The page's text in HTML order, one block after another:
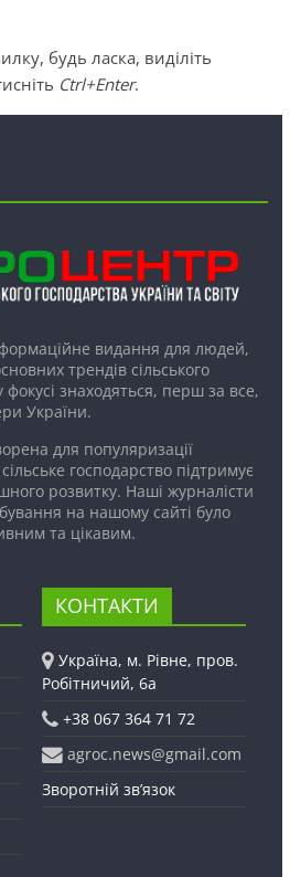
будь ласка, виділіть
Ctrl+Enter.
видання для людей,
трендів сільського
знаходяться, перш за все,
України.
для популяризації
господарство підтримує
розвитку. Наші журналісти
на нашому сайті було
та цікавим.
КОНТАКТИ
Україна, м. Рівне, пров.
Робітничий, 6а
+38 067 364 71 72
agroc.news@gmail.com
Зворотній зв’язок